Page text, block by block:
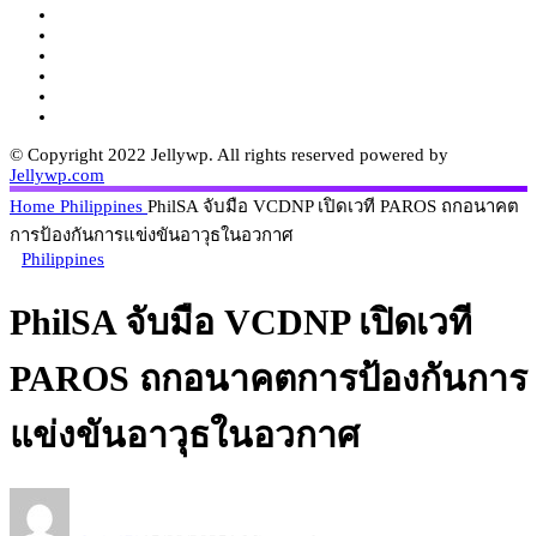
© Copyright 2022 Jellywp. All rights reserved powered by
Jellywp.com
Home Philippines PhilSA จับมือ VCDNP เปิดเวที PAROS ถกอนาคต
การป้องกันการแข่งขันอาวุธในอวกาศ
Philippines
PhilSA จับมือ VCDNP เปิดเวที
PAROS ถกอนาคตการป้องกันการ
แข่งขันอาวุธในอวกาศ